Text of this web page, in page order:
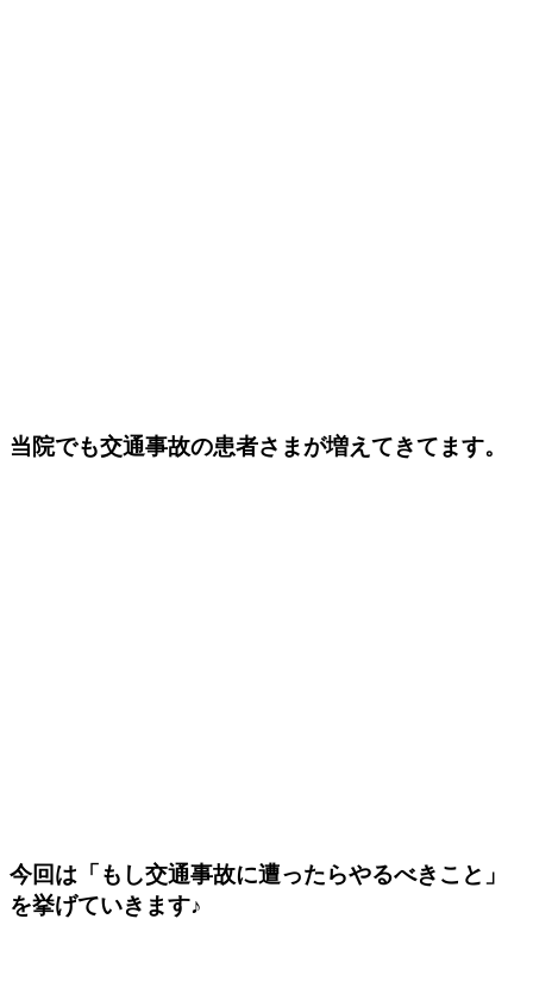
当院でも交通事故の患者さまが増えてきてます。
今回は「もし交通事故に遭ったらやるべきこと」
を挙げていきます♪